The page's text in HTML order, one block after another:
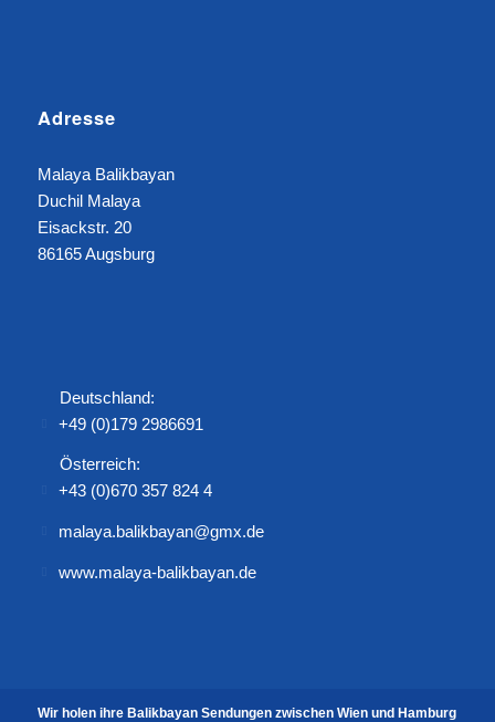
Adresse
Malaya Balikbayan
Duchil Malaya
Eisackstr. 20
86165 Augsburg
Deutschland:
+49 (0)179 2986691
Österreich:
+43 (0)670 357 824 4
malaya.balikbayan@gmx.de
www.malaya-balikbayan.de
Wir holen ihre Balikbayan Sendungen zwischen Wien und Hamburg